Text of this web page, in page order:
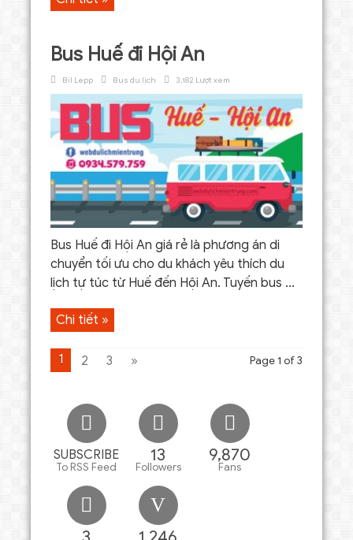
Bus Huế đi Hội An
Bil Lepp Bus du lịch 3,182 Lượt xem
Bus Huế đi Hội An giá rẻ là phương án di
chuyển tối ưu cho du khách yêu thích du
lịch tự túc từ Huế đến Hội An. Tuyến bus ...
Chi tiết »
Page 1 of 3
1 2 3 »
SUBSCRIBE
To RSS Feed
13
Followers
9,870
Fans